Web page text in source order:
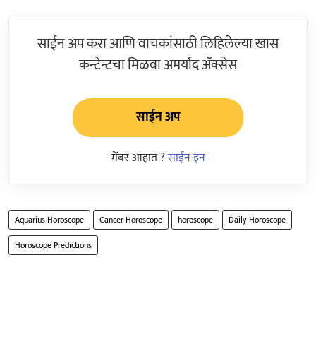
साईन अप करा आणि वाचकांसाठी लिहिलेल्या खास
कन्टेन्टचा मिळवा अमर्याद ॲक्सेस
साईन अप
मेंबर आहात ?साईन इन
Aquarius Horoscope Cancer Horoscope horoscope
Daily Horoscope
Horoscope Predictions